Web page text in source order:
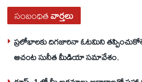
సంబంధితవార్తలు
ప్రలోభాలకు దిగజారినా ఓటమిని
ఆచంట సునీత మీడియా సమావేశం.